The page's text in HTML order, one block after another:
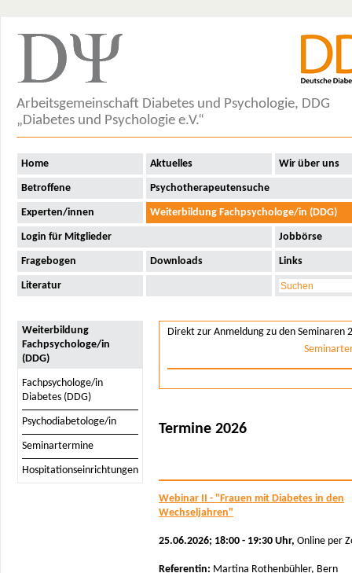
Arbeitsgemeinschaft Diabetes und Psychologie, DDG
„Diabetes und Psychologie e.V.“
Home Aktuelles Wir über uns
Betroffene Psychotherapeutensuche
Experten/innen Weiterbildung Fachpsychologe/in (DDG)
Login für Mitglieder Jobbörse
Fragebogen Downloads Links
Literatur
Weiterbildung
Fachpsychologe/in
(DDG)
Fachpsychologe/in
Diabetes (DDG)
Psychodiabetologe/in
Seminartermine
Hospitationseinrichtungen
Direkt zur Anmeldung zu den Seminaren
Termine 2026
Webinar II - "Frauen mit Diabetes in den
Wechseljahren"
25.06.2026; 18:00 - 19:30 Uhr, Online per
Referentin: Martina Rothenbühler, Bern